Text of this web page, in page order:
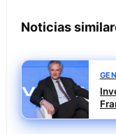
Noticias